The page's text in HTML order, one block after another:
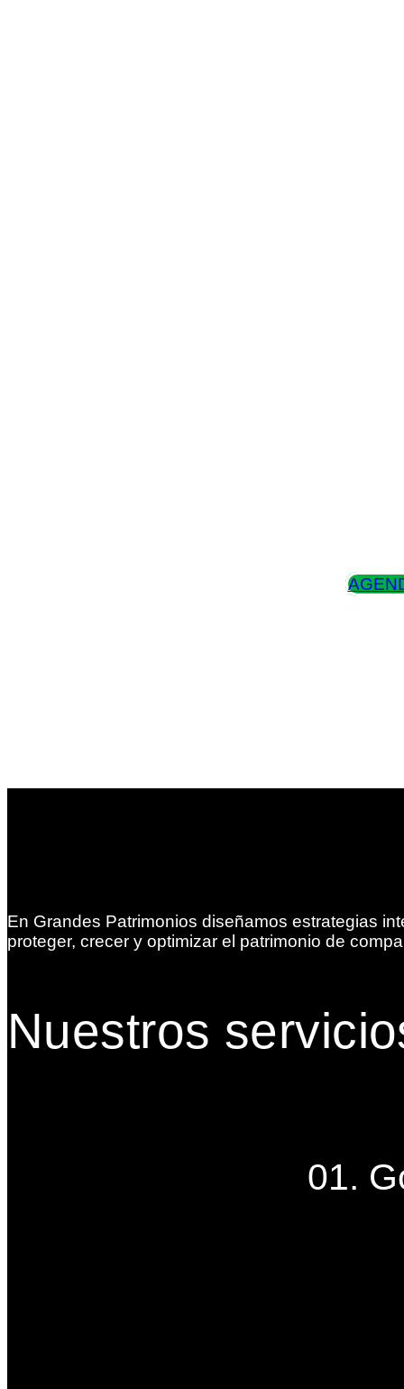
En Grandes Patrimonios diseñamos estrategias
proteger, crecer y optimizar el patrimonio de
Nuestros
01.